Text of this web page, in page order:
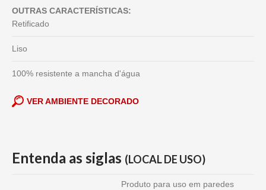
OUTRAS CARACTERÍSTICAS:
Retificado
Liso
100% resistente a mancha d'água
VER AMBIENTE DECORADO
Entenda as siglas (LOCAL DE USO)
Produto para uso em paredes